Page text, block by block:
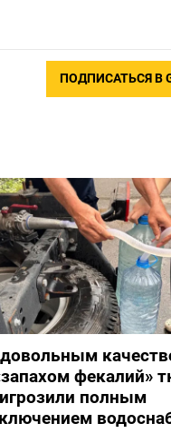
ПОДПИСАТЬСЯ В
фекалий»
полным